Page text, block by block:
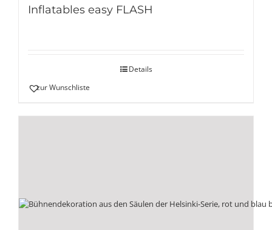
Inflatables easy FLASH
Details
zur Wunschliste